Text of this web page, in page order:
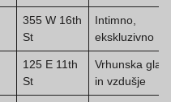
355 W 16th
St
Intimno,
ekskluzivno
125 E 11th
St
Vrhunska
in vzdušje